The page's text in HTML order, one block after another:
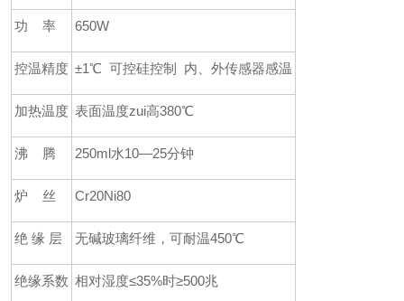
功 率 650W
控温精度 ±1℃ 可控硅控制 内、外传感器感温
加热温度 表面温度zui高380℃
沸 腾 250ml水10—25分钟
炉 丝 Cr20Ni80
绝 缘 层 无碱玻璃纤维，可耐温450℃
绝缘系数 相对湿度≤35%时≥500兆